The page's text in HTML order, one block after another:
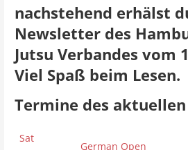
nachstehend erhälst
Newsletter des
Jutsu Verbandes vom
Viel Spaß beim Lesen.
Termine des
Sat
German Open